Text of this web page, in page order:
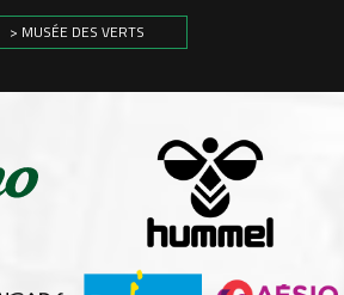
> MUSÉE DES VERTS